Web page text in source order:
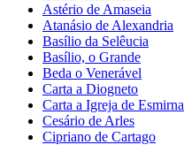
Astério de Amaseia
Atanásio de Alexandria
Basílio da Selêucia
Basílio, o Grande
Beda o Venerável
Carta a Diogneto
Carta a Igreja de Esmirna
Cesário de Arles
Cipriano de Cartago